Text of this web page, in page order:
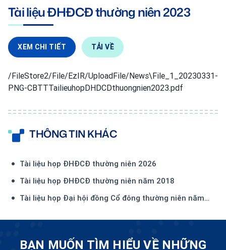
Tài liệu ĐHĐCĐ thường niên 2023
XEM CHI TIẾT TẢI VỀ
/FileStore2/File/EzIR/UploadFile/News\File_1_20230331-
PNG-CBTTTailieuhopDHDCDthuongnien2023.pdf
THÔNG TIN KHÁC
Tài liệu họp ĐHĐCĐ thường niên 2026
Tài liệu họp ĐHĐCĐ thường niên năm 2018
Tài liệu họp Đại hội đồng Cổ đông thường niên năm
BẠN MUỐN TÌM HIỂU VỀ NHỮNG